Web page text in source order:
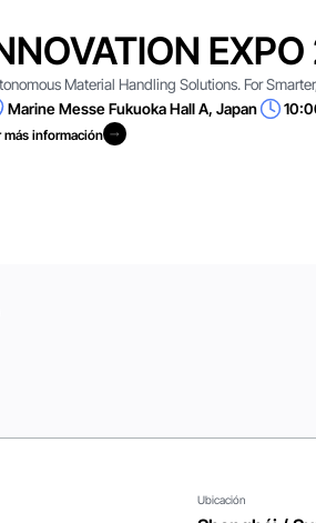
Material Handling Solutions. For
Marine Messe Fukuoka Hall A, Japan
más información
Ubicación